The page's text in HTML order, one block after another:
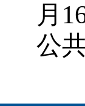
月
公